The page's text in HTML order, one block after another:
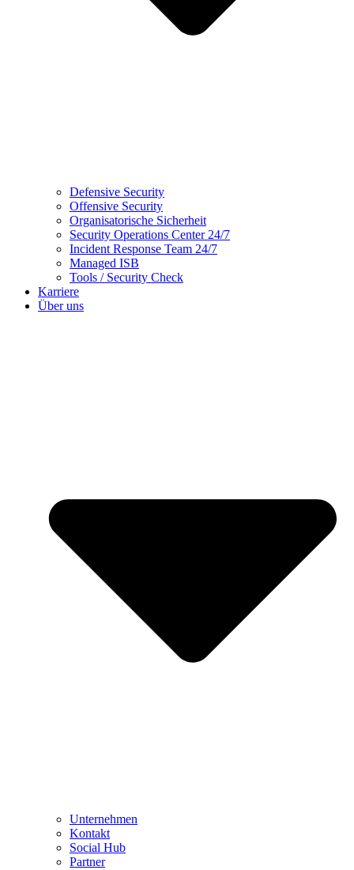
Defensive Security
Offensive Security
Organisatorische Sicherheit
Security Operations Center 24/7
Incident Response Team 24/7
Managed ISB
Tools / Security Check
Karriere
Über uns
Unternehmen
Kontakt
Social Hub
Partner